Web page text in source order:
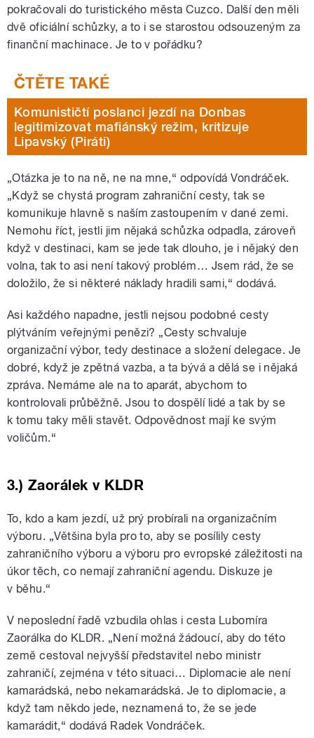
pokračovali do turistického města Cuzco. Další den měli
dvě oficiální schůzky, a to i se starostou odsouzeným za
finanční machinace. Je to v pořádku?
Komunističtí poslanci jezdí na Donbas
legitimizovat mafiánský režim, kritizuje
Lipavský (Piráti)
„Otázka je to na ně, ne na mne,“ odpovídá Vondráček.
„Když se chystá program zahraniční cesty, tak se
komunikuje hlavně s naším zastoupením v dané zemi.
Nemohu říct, jestli jim nějaká schůzka odpadla, zároveň
když v destinaci, kam se jede tak dlouho, je i nějaký den
volna, tak to asi není takový problém… Jsem rád, že se
doložilo, že si některé náklady hradili sami,“ dodává.
Asi každého napadne, jestli nejsou podobné cesty
plýtváním veřejnými penězi? „Cesty schvaluje
organizační výbor, tedy destinace a složení delegace. Je
dobré, když je zpětná vazba, a ta bývá a dělá se i nějaká
zpráva. Nemáme ale na to aparát, abychom to
kontrolovali průběžně. Jsou to dospělí lidé a tak by se
k tomu taky měli stavět. Odpovědnost mají ke svým
voličům.“
3.) Zaorálek v KLDR
To, kdo a kam jezdí, už prý probírali na organizačním
výboru. „Většina byla pro to, aby se posílily cesty
zahraničního výboru a výboru pro evropské záležitosti na
úkor těch, co nemají zahraniční agendu. Diskuze je
v běhu.“
V neposlední řadě vzbudila ohlas i cesta Lubomíra
Zaorálka do KLDR. „Není možná žádoucí, aby do této
země cestoval nejvyšší představitel nebo ministr
zahraničí, zejména v této situaci… Diplomacie ale není
kamarádská, nebo nekamarádská. Je to diplomacie, a
když tam někdo jede, neznamená to, že se jede
kamarádit,“ dodává Radek Vondráček.